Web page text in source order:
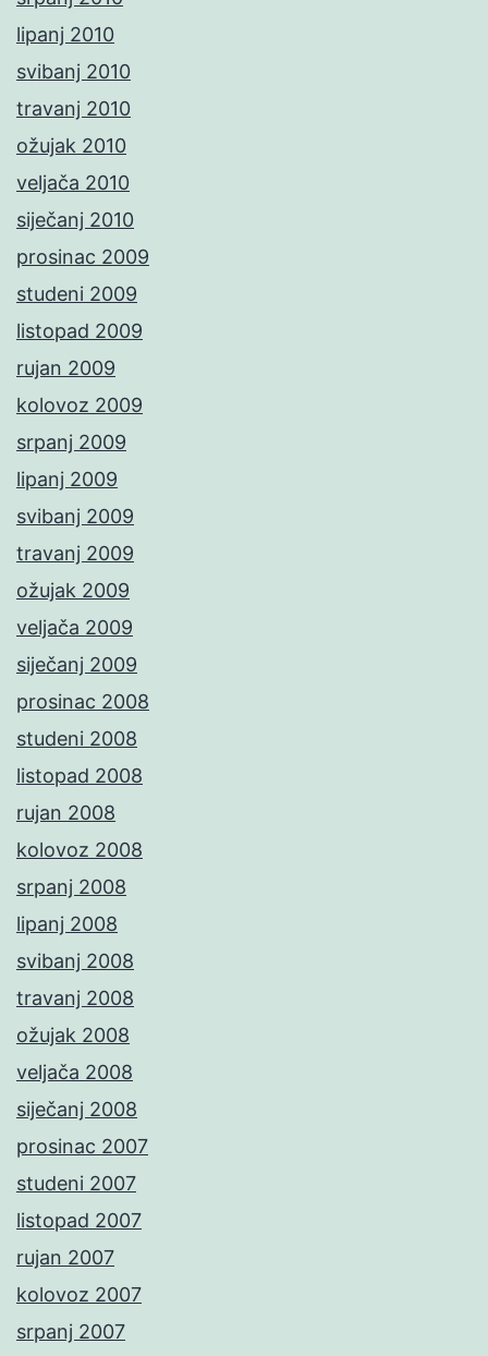
lipanj 2010
svibanj 2010
travanj 2010
ožujak 2010
veljača 2010
siječanj 2010
prosinac 2009
studeni 2009
listopad 2009
rujan 2009
kolovoz 2009
srpanj 2009
lipanj 2009
svibanj 2009
travanj 2009
ožujak 2009
veljača 2009
siječanj 2009
prosinac 2008
studeni 2008
listopad 2008
rujan 2008
kolovoz 2008
srpanj 2008
lipanj 2008
svibanj 2008
travanj 2008
ožujak 2008
veljača 2008
siječanj 2008
prosinac 2007
studeni 2007
listopad 2007
rujan 2007
kolovoz 2007
srpanj 2007